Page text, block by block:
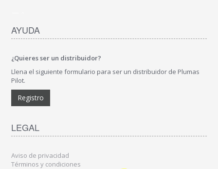
AYUDA
¿Quieres ser un distribuidor?
Llena el siguiente formulario para ser un distribuidor de Plumas
Pilot.
Registro
LEGAL
Aviso de privacidad
Términos y condiciones